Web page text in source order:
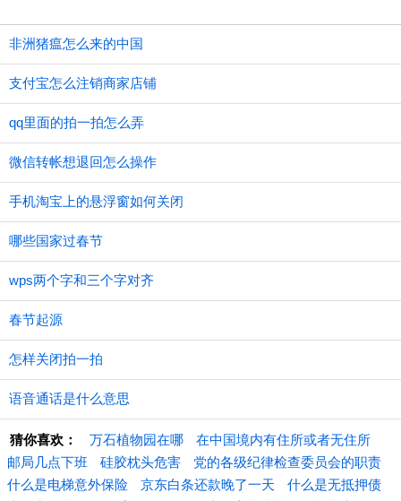
非洲猪瘟怎么来的中国
支付宝怎么注销商家店铺
qq里面的拍一拍怎么弄
微信转帐想退回怎么操作
手机淘宝上的悬浮窗如何关闭
哪些国家过春节
wps两个字和三个字对齐
春节起源
怎样关闭拍一拍
语音通话是什么意思
猜你喜欢： 万石植物园在哪
在中国境内有住所或者无住所
邮局几点下班
硅胶枕头危害
党的各级纪律检查委员会的职责
什么是电梯意外保险
京东白条还款晚了一天
什么是无抵押债